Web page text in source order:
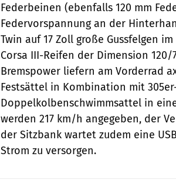
Federbeinen (ebenfalls 120 mm
Federvorspannung an der
Twin auf 17 Zoll große Gussfelgen
Corsa III-Reifen der Dimension
Bremspower liefern am Vorderrad
Festsättel in Kombination mit
Doppelkolbenschwimmsattel in
werden 217 km/h angegeben, der
der Sitzbank wartet zudem eine
Strom zu versorgen.